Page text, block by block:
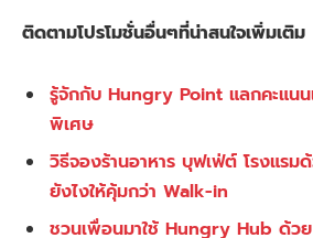
ติดตามโปรโมชั่นอื่นๆที่น่าสนใจเพิ่มเติม
รู้จักกับ Hungry Point แลกคะแน
พิเศษ
วิธีจองร้านอาหาร บุฟเฟ่ต์ โรงแร
ยังไงให้คุ้มกว่า Walk-in
ชวนเพื่อนมาใช้ Hungry Hub ด้ว